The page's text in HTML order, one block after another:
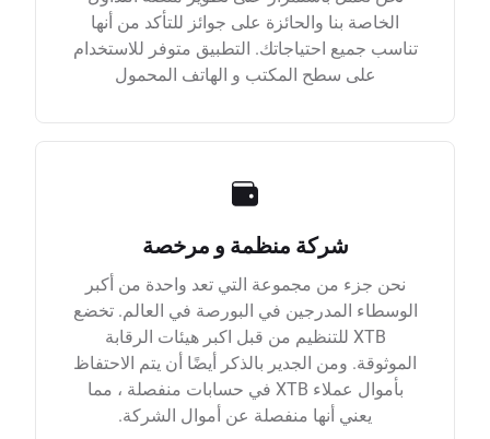
الخاصة بنا والحائزة على جوائز للتأكد من أنها
تناسب جميع احتياجاتك. التطبيق متوفر للاستخدام
على سطح المكتب و الهاتف المحمول
شركة منظمة و مرخصة
نحن جزء من مجموعة التي تعد واحدة من أكبر
الوسطاء المدرجين في البورصة في العالم. تخضع
XTB للتنظيم من قبل اكبر هيئات الرقابة
الموثوقة. ومن الجدير بالذكر أيضًا أن يتم الاحتفاظ
بأموال عملاء XTB في حسابات منفصلة ، مما
يعني أنها منفصلة عن أموال الشركة.